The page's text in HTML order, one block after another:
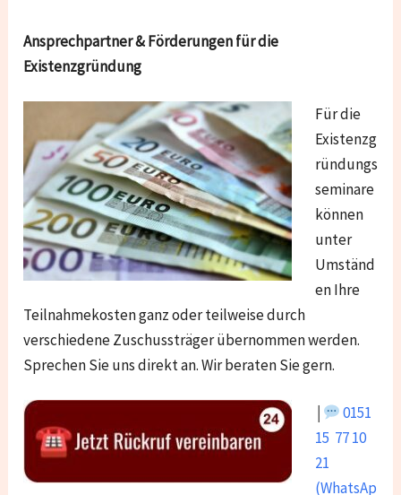
Ansprechpartner & Förderungen für die
Existenzgründung
Für die
Existenzg
ründungs
seminare
können
unter
Umständ
en Ihre
Teilnahmekosten ganz oder teilweise durch
verschiedene Zuschussträger übernommen werden.
Sprechen Sie uns direkt an. Wir beraten Sie gern.
0151
15 77 10
21
(WhatsAp